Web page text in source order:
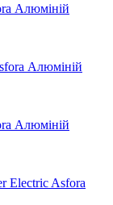
Алюміній
Алюміній